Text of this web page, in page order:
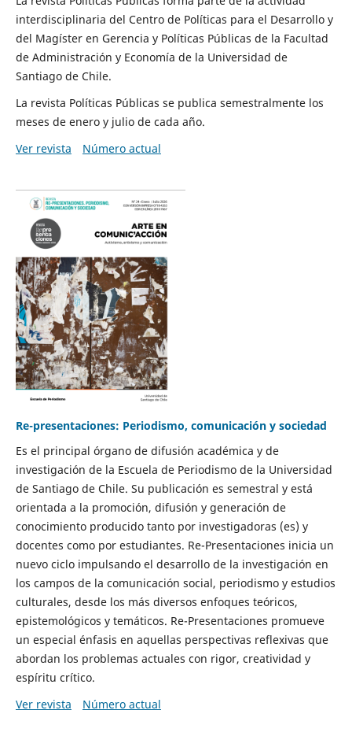
interdisciplinaria del Centro de Políticas para el Desarrollo y
del Magíster en Gerencia y Políticas Públicas de la Facultad
de Administración y Economía de la Universidad de
Santiago de Chile.
La revista Políticas Públicas se publica semestralmente los
meses de enero y julio de cada año.
Ver revista
Número actual
Re-presentaciones: Periodismo, comunicación y sociedad
Es el principal órgano de difusión académica y de
investigación de la Escuela de Periodismo de la Universidad
de Santiago de Chile. Su publicación es semestral y está
orientada a la promoción, difusión y generación de
conocimiento producido tanto por investigadoras (es) y
docentes como por estudiantes. Re-Presentaciones inicia un
nuevo ciclo impulsando el desarrollo de la investigación en
los campos de la comunicación social, periodismo y estudios
culturales, desde los más diversos enfoques teóricos,
epistemológicos y temáticos. Re-Presentaciones promueve
un especial énfasis en aquellas perspectivas reflexivas que
abordan los problemas actuales con rigor, creatividad y
espíritu crítico.
Ver revista
Número actual